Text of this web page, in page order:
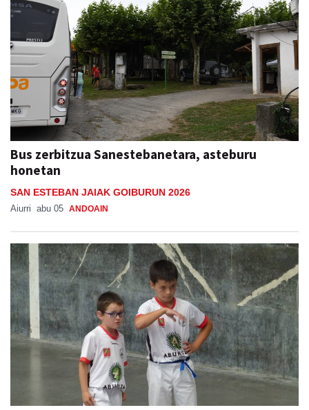
Bus zerbitzua Sanestebanetara, asteburu
honetan
SAN ESTEBAN JAIAK GOIBURUN 2026
Aiurri abu 05 ANDOAIN